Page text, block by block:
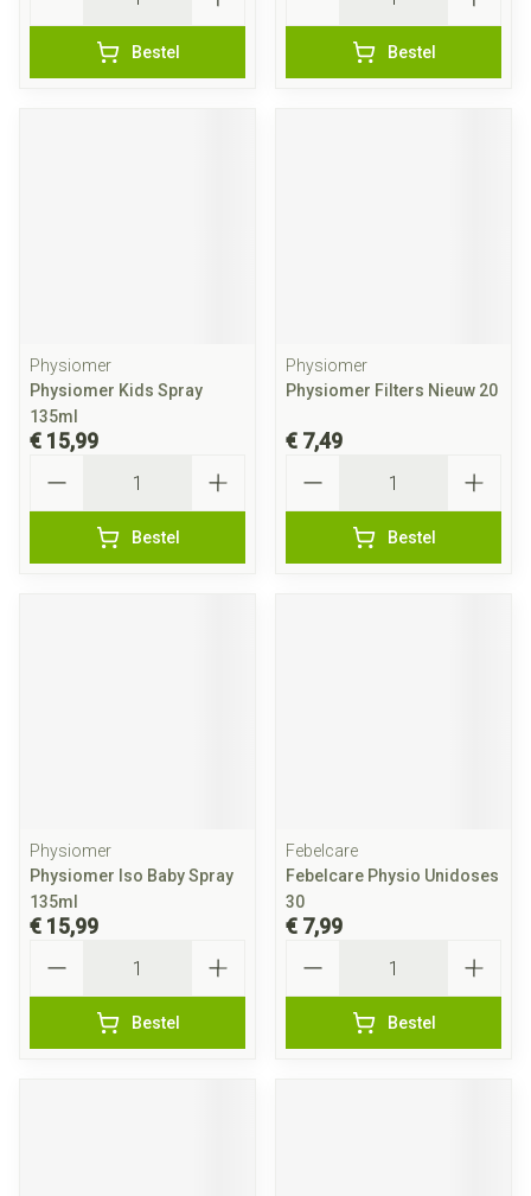
Bestel Bestel
Physiomer
Physiomer Kids Spray
135ml
€ 15,99
Bestel
Physiomer
Physiomer Filters Nieuw 20
€ 7,49
Bestel
Physiomer
Physiomer Iso Baby Spray
135ml
€ 15,99
Bestel
Febelcare
Febelcare Physio Unidoses
30
€ 7,99
Bestel